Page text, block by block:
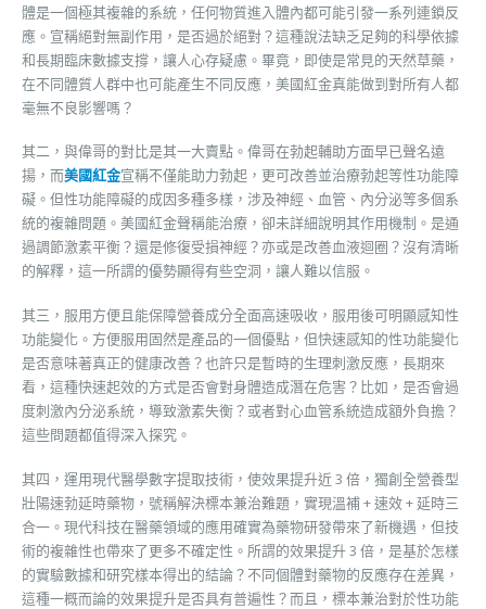
體是一個極其複雜的系統，任何物質進入體內都可能引發一系列連鎖反
應。宣稱絕對無副作用，是否過於絕對？這種說法缺乏足夠的科學依據
和長期臨床數據支撐，讓人心存疑慮。畢竟，即使是常見的天然草藥，
在不同體質人群中也可能產生不同反應，美國紅金真能做到對所有人都
毫無不良影響嗎？
其二，與偉哥的對比是其一大賣點。偉哥在勃起輔助方面早已聲名遠
揚，而美國紅金宣稱不僅能助力勃起，更可改善並治療勃起等性功能障
礙。但性功能障礙的成因多種多樣，涉及神經、血管、內分泌等多個系
統的複雜問題。美國紅金聲稱能治療，卻未詳細說明其作用機制。是通
過調節激素平衡？還是修復受損神經？亦或是改善血液迴圈？沒有清晰
的解釋，這一所謂的優勢顯得有些空洞，讓人難以信服。
其三，服用方便且能保障營養成分全面高速吸收，服用後可明顯感知性
功能變化。方便服用固然是產品的一個優點，但快速感知的性功能變化
是否意味著真正的健康改善？也許只是暫時的生理刺激反應，長期來
看，這種快速起效的方式是否會對身體造成潛在危害？比如，是否會過
度刺激內分泌系統，導致激素失衡？或者對心血管系統造成額外負擔？
這些問題都值得深入探究。
其四，運用現代醫學數字提取技術，使效果提升近 3 倍，獨創全營養型
壯陽速勃延時藥物，號稱解決標本兼治難題，實現溫補 + 速效 + 延時三
合一。現代科技在醫藥領域的應用確實為藥物研發帶來了新機遇，但技
術的複雜性也帶來了更多不確定性。所謂的效果提升 3 倍，是基於怎樣
的實驗數據和研究樣本得出的結論？不同個體對藥物的反應存在差異，
這種一概而論的效果提升是否具有普遍性？而且，標本兼治對於性功能